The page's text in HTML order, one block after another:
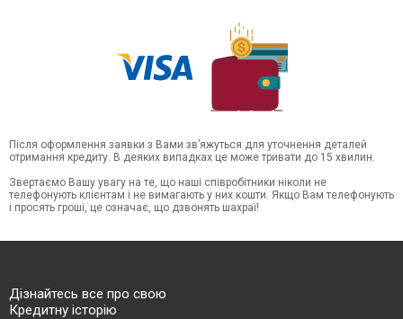
Після оформлення заявки з Вами зв’яжуться для уточнення деталей
отримання кредиту. В деяких випадках це може тривати до 15 хвилин.
Звертаємо Вашу увагу на те, що наші співробітники ніколи не
телефонують клієнтам і не вимагають у них кошти. Якщо Вам телефонують
і просять гроші, це означає, що дзвонять шахраї!
Дізнайтесь все про свою
Кредитну історію